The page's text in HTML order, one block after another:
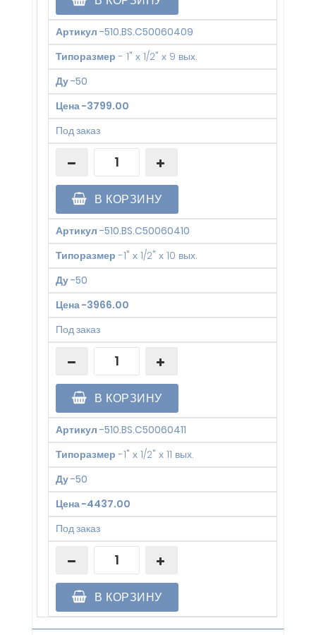
Артикул -510.BS.C50060409
Типоразмер - 1" х 1/2" х 9 вых.
Ду-50
Цена-3799.00
Под заказ
В КОРЗИНУ
Артикул -510.BS.C50060410
Типоразмер -1" х 1/2" х 10 вых.
Ду-50
Цена-3966.00
Под заказ
В КОРЗИНУ
Артикул -510.BS.C50060411
Типоразмер -1" х 1/2" х 11 вых.
Ду-50
Цена-4437.00
Под заказ
В КОРЗИНУ